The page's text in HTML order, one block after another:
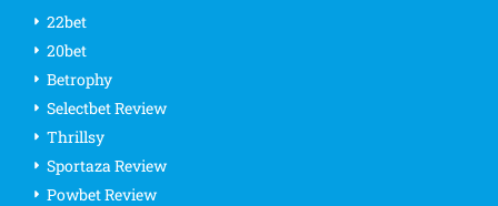
22bet
20bet
Betrophy
Selectbet Review
Thrillsy
Sportaza Review
Powbet Review